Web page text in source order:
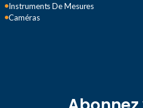
Instruments De Mesures
Caméras